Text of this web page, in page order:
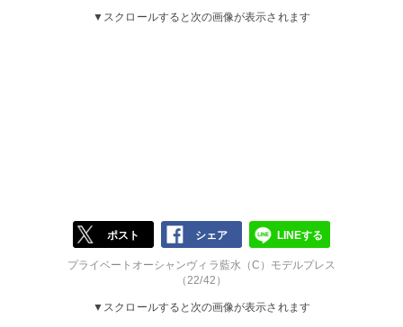
▼スクロールすると次の画像が表示されます
ポスト シェア LINEする
プライベートオーシャンヴィラ藍水（C）モデルプレス
（22/42）
▼スクロールすると次の画像が表示されます